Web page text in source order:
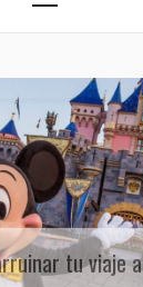
tu viaje a